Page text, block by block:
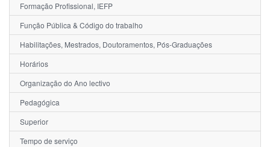
Formação Profissional, IEFP
Função Pública & Código do trabalho
Habilitações, Mestrados, Doutoramentos, Pós-Graduações
Horários
Organização do Ano lectivo
Pedagógica
Superior
Tempo de serviço